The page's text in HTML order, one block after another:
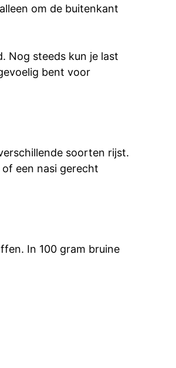
om de buitenkant
Nog steeds kun je last
bent voor
soorten rijst.
een nasi gerecht
In 100 gram bruine